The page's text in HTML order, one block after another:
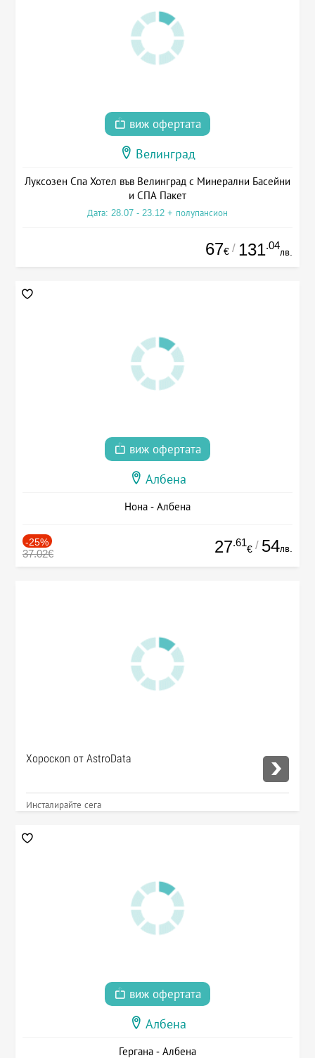
виж офертата
Велинград
Луксозен Спа Хотел във Велинград с Минерални Басейни
и СПА Пакет
Дата: 28.07 - 23.12 + полупансион
67€ / 131.04
лв.
виж офертата
Албена
Нона - Албена
-25%
37.02€ 27.61
€ / 54лв.
Хороскоп от AstroData
Инсталирайте сега
виж офертата
Албена
Гергана - Албена